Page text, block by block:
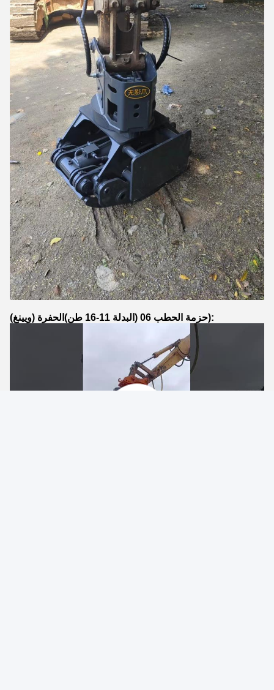
(ويينغ) حزمة الحطب 06 (البدلة 11-16 طن) الحفرة ):